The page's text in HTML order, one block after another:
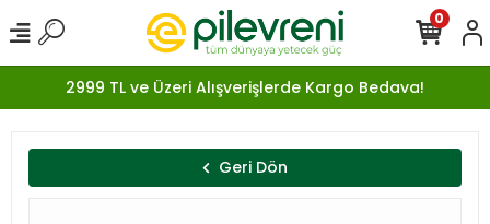
2999 TL ve Üzeri Alışverişlerde Kargo Bedava!
0
Geri Dön